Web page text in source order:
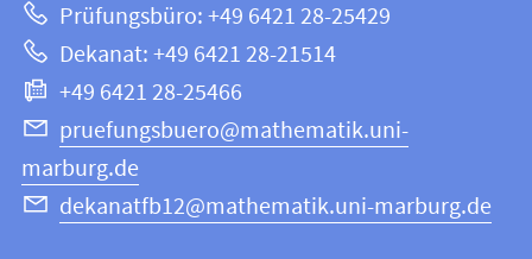
Website
und
Informatik
Prüfungsbüro: +49 6421 28-25429
Dekanat: +49 6421 28-21514
+49 6421 28-25466
pruefungsbuero@mathematik.uni-
marburg.de
dekanatfb12@mathematik.uni-marburg.de